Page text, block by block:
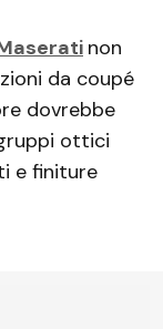
non
da coupé
dovrebbe
ottici
e finiture